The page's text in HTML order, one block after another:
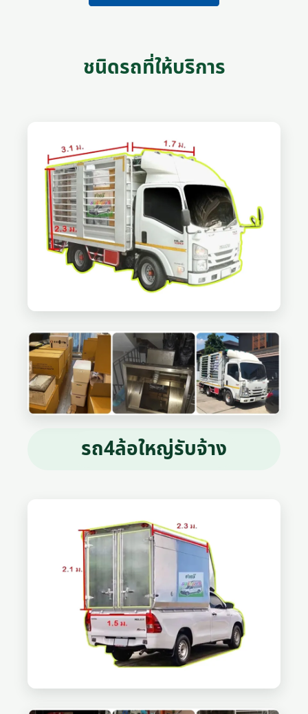
ชนิดรถที่ให้บริการ
รถ4ล้อใหญ่รับจ้าง